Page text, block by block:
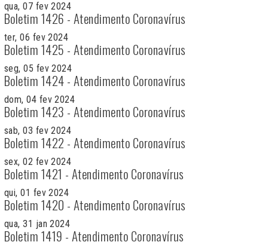
qua, 07 fev 2024
Boletim 1426 - Atendimento Coronavírus
ter, 06 fev 2024
Boletim 1425 - Atendimento Coronavírus
seg, 05 fev 2024
Boletim 1424 - Atendimento Coronavírus
dom, 04 fev 2024
Boletim 1423 - Atendimento Coronavírus
sab, 03 fev 2024
Boletim 1422 - Atendimento Coronavírus
sex, 02 fev 2024
Boletim 1421 - Atendimento Coronavírus
qui, 01 fev 2024
Boletim 1420 - Atendimento Coronavírus
qua, 31 jan 2024
Boletim 1419 - Atendimento Coronavírus